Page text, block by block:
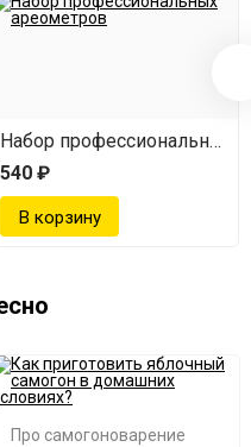
Набор профессиональных
540 ₽
Про самогоноварение